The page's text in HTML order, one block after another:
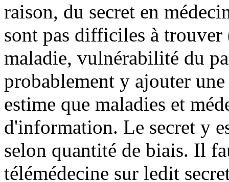
raison, du secret en
sont pas difficiles à
maladie, vulnérabilité du
probablement y ajouter
estime que maladies et
d'information. Le secret y
selon quantité de biais. Il
télémédecine sur ledit